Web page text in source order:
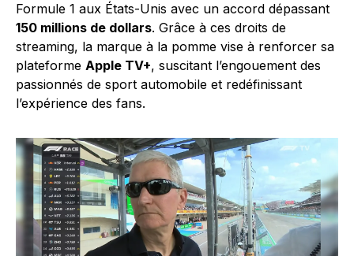
Formule 1 aux États-Unis avec un accord dépassant
150 millions de dollars. Grâce à ces droits de
streaming, la marque à la pomme vise à renforcer sa
plateforme Apple TV+, suscitant l’engouement des
passionnés de sport automobile et redéfinissant
l’expérience des fans.